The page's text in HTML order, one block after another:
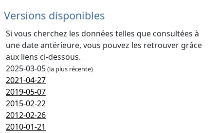
Versions disponibles
Si vous cherchez les données telles que consultées à
une date antérieure, vous pouvez les retrouver grâce
aux liens ci-dessous.
2025-03-05(la plus récente)
2021-04-27
2019-05-07
2015-02-22
2012-02-26
2010-01-21